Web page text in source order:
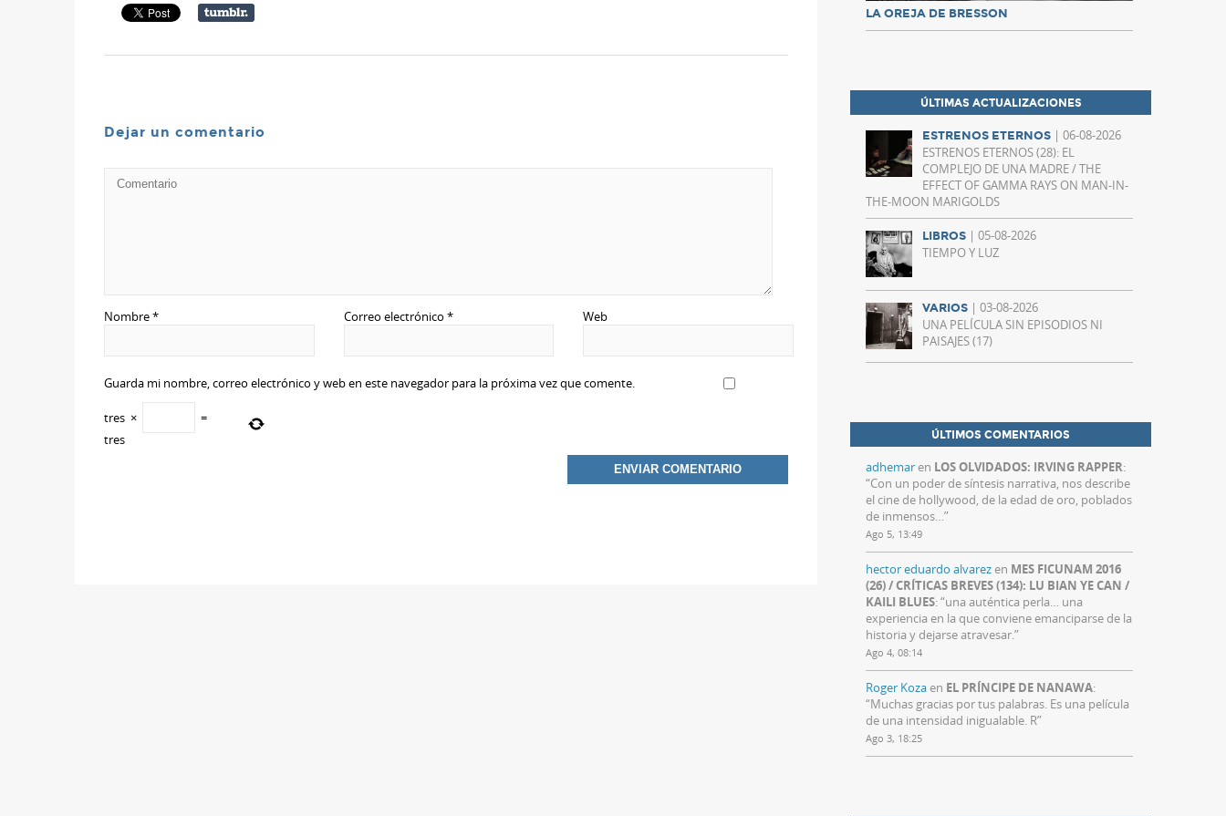
Dejar un comentario
Nombre* Correo electrónico * Web
Guarda mi nombre, correo electrónico y web en este navegador para la próxima vez que comente.
tres ×
=
tres
LA OREJA DE BRESSON
ÚLTIMAS ACTUALIZACIONES
ESTRENOS ETERNOS | 06-08-2026
ESTRENOS ETERNOS (28): EL
COMPLEJO DE UNA MADRE / THE
EFFECT OF GAMMA RAYS ON MAN-IN-
THE-MOON MARIGOLDS
LIBROS | 05-08-2026
TIEMPO Y LUZ
VARIOS | 03-08-2026
UNA PELÍCULA SIN EPISODIOS NI
PAISAJES (17)
ÚLTIMOS COMENTARIOS
adhemaren LOS OLVIDADOS: IRVING RAPPER:
“Con un poder de síntesis narrativa, nos describe
el cine de hollywood, de la edad de oro, poblados
de inmensos…”
Ago 5, 13:49
hector eduardo alvarezen MES FICUNAM 2016
(26) / CRÍTICAS BREVES (134): LU BIAN YE CAN /
KAILI BLUES: “una auténtica perla… una
experiencia en la que conviene emanciparse de la
historia y dejarse atravesar.”
Ago 4, 08:14
Roger Kozaen EL PRÍNCIPE DE NANAWA:
“Muchas gracias por tus palabras. Es una película
de una intensidad inigualable. R”
Ago 3, 18:25